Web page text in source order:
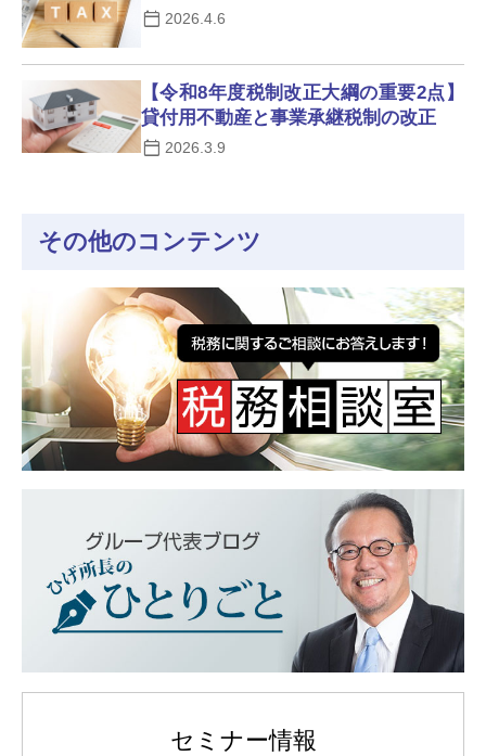
2026.4.6
【令和8年度税制改正大綱の重要2点】
貸付用不動産と事業承継税制の改正
2026.3.9
その他のコンテンツ
セミナー情報